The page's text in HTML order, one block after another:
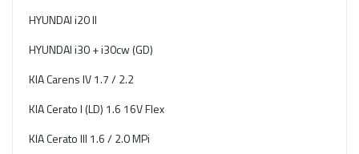
HYUNDAI i20 II
HYUNDAI i30 + i30cw (GD)
KIA Carens IV 1.7 / 2.2
KIA Cerato I (LD) 1.6 16V Flex
KIA Cerato III 1.6 / 2.0 MPi